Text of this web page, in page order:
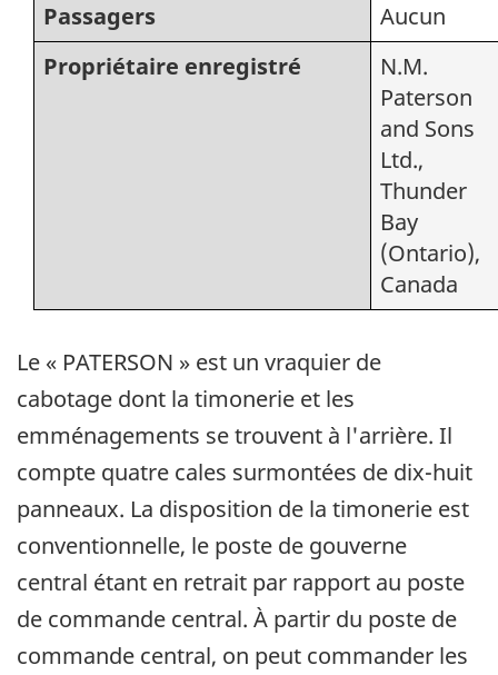
Passagers
Aucun
Propriétaire enregistré
N.M.
Paterson
and Sons
Ltd.,
Thunder
Bay
(Ontario),
Canada
Le « PATERSON » est un vraquier de
cabotage dont la timonerie et les
emménagements se trouvent à l'arrière. Il
compte quatre cales surmontées de dix-huit
panneaux. La disposition de la timonerie est
conventionnelle, le poste de gouverne
central étant en retrait par rapport au poste
de commande central. À partir du poste de
commande central, on peut commander les